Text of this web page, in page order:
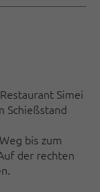
Simei
Schießstand
bis zum
der rechten